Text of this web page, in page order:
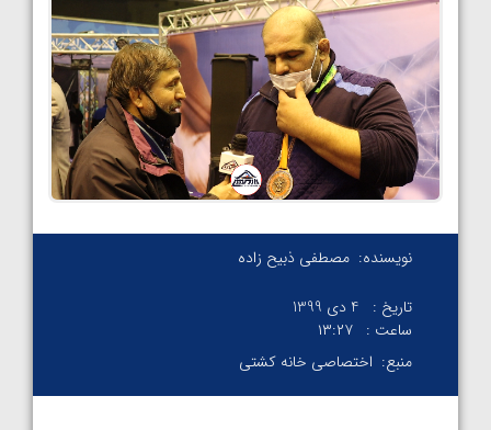
نویسنده: مصطفی ذبیح زاده
تاریخ :
4 دی 1399
ساعت : ۱۳:۲۷
منبع: اختصاصی خانه کشتی